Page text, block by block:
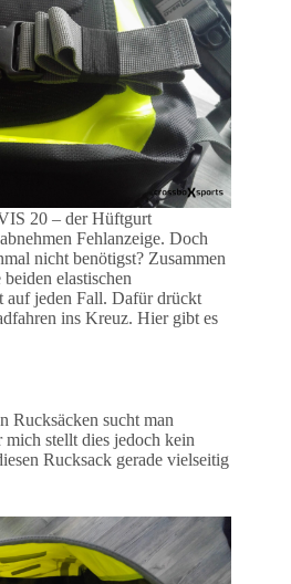
20 – der Hüftgurt
Fehlanzeige. Doch
nicht benötigst? Zusammen
elastischen
auf jeden Fall. Dafür drückt
ins Kreuz. Hier gibt es
Rucksäcken sucht man
mich stellt dies jedoch kein
Rucksack gerade vielseitig